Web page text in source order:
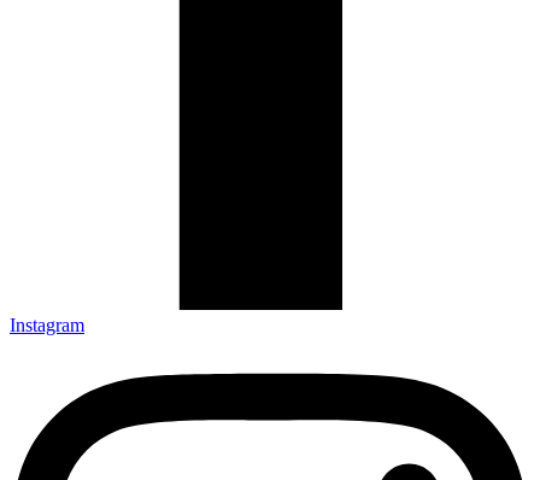
Instagram